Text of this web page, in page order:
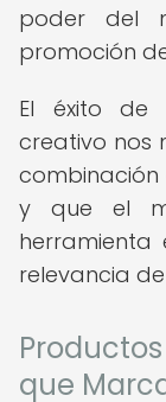
poder del
promoción
El éxito de
creativo nos
combinación
y que el
relevancia
que